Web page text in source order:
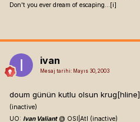
Don't you ever dream of escaping...[i]
ivan
Mesaj tarihi: Mayıs 30, 2003
doum günün kutlu olsun krug[hline]
(inactive)
UO: Ivan Valiant@ OSI|Atl (inactive)